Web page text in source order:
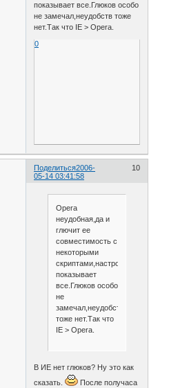
показывает все.Глюков особо
не замечал,неудобств тоже
нет.Так что IE > Opera.
0
Поделиться 10
2006-
05-14 03:41:58
Opera
неудобная,да и
глючит ее
совместимость с
некоторыми
скриптами,настройками.IE
показывает
все.Глюков особо
не
замечал,неудобств
тоже нет.Так что
IE > Opera.
В ИЕ нет глюков? Ну это как
сказать.
После получаса